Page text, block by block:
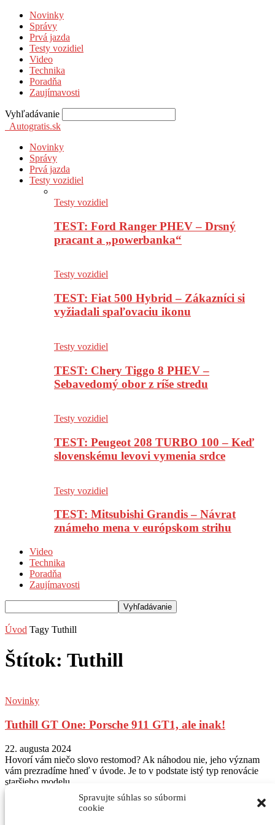
Spravujte súhlas so súbormi
cookie
Novinky
Správy
Prvá jazda
Testy vozidiel
Video
Technika
Poradňa
Zaujímavosti
Vyhľadávanie
Autogratis.sk
Novinky
Správy
Prvá jazda
Testy vozidiel
Testy vozidiel
TEST: Ford Ranger PHEV – Drsný
pracant a „powerbanka“
Testy vozidiel
TEST: Fiat 500 Hybrid – Zákazníci si
vyžiadali spaľovaciu ikonu
Testy vozidiel
TEST: Chery Tiggo 8 PHEV –
Sebavedomý obor z ríše stredu
Testy vozidiel
TEST: Peugeot 208 TURBO 100 – Keď
slovenskému levovi vymenia srdce
Testy vozidiel
TEST: Mitsubishi Grandis – Návrat
známeho mena v európskom strihu
Video
Technika
Poradňa
Zaujímavosti
Úvod Tagy Tuthill
Štítok: Tuthill
Novinky
Tuthill GT One: Porsche 911 GT1, ale inak!
22. augusta 2024
Hovorí vám niečo slovo restomod? Ak náhodou nie, jeho význam
vám prezradíme hneď v úvode. Je to v podstate istý typ renovácie
staršieho modelu...
Sledujte nás na Instagram